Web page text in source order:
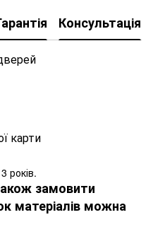
Консультація
карти
років.
замовити
матеріалів можна